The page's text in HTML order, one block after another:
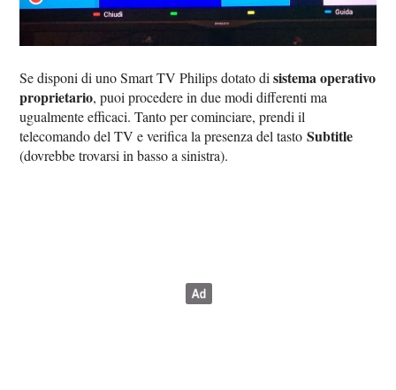
Se disponi di uno Smart TV Philips dotato disistema operativo
proprietario, puoi procedere in due modi differenti ma
ugualmente efficaci. Tanto per cominciare, prendi il
telecomando del TV e verifica la presenza del tastoSubtitle
(dovrebbe trovarsi in basso a sinistra).